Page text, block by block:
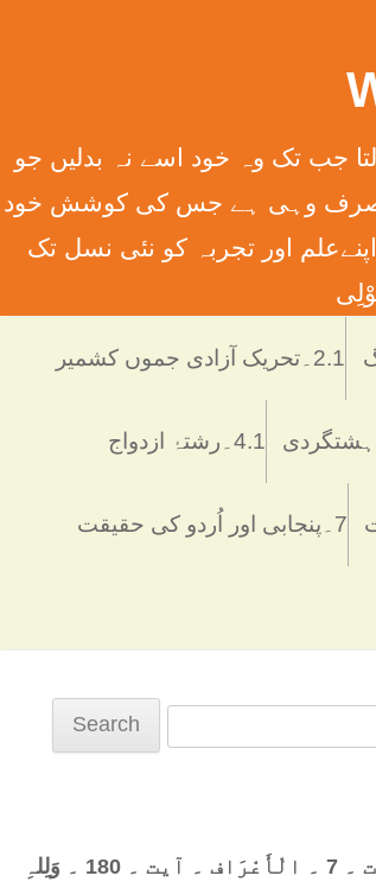
کسی قوم کی حالت نہیں بدلتا جب تک وہ خود اسے نہ بدلیں جو
39) ترجمہ ۔ اور یہ کہ ہر انسان کیلئے صرف وہی ہے جس کی کوشش خود
اور تجربہ کو نئی نسل تک
2.1۔تحریک آزادی جموں کشمیر
4.1۔رشتۂ ازدواج
7۔پنجابی اور اُردو کی حقیقت
سُورت ۔ 7 ۔ الْأَعْرَاف ۔ آیت ۔ 180 ۔ وَلِلہِ